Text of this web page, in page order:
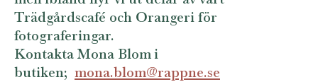
Trädgårdscafé och Orangeri för
fotograferingar.
Kontakta Mona Blom i
butiken; mona.blom@rappne.se